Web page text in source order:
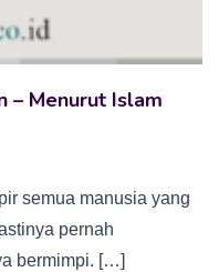
– Menurut Islam
semua manusia yang
pernah
bermimpi. […]